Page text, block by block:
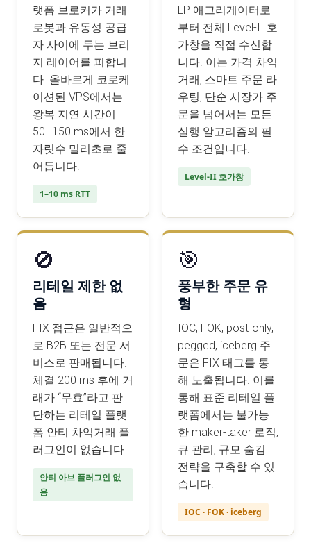
랫폼 브로커가 거래
로봇과 유동성 공급
자 사이에 두는 브리
지 레이어를 피합니
다. 올바르게 코로케
이션된 VPS에서는
왕복 지연 시간이
50–150 ms에서 한
자릿수 밀리초로 줄
어듭니다.
1–10 ms RTT
LP 애그리게이터로
부터 전체 Level-II 호
가창을 직접 수신합
니다. 이는 가격 차익
거래, 스마트 주문 라
우팅, 단순 시장가 주
문을 넘어서는 모든
실행 알고리즘의 필
수 조건입니다.
Level-II 호가창
🚫
리테일 제한 없
음
FIX 접근은 일반적으
로 B2B 또는 전문 서
비스로 판매됩니다.
체결 200 ms 후에 거
래가 “무효”라고 판
단하는 리테일 플랫
폼 안티 차익거래 플
러그인이 없습니다.
안티 아브 플러그인 없
음
🎯
풍부한 주문 유
형
IOC, FOK, post-only,
pegged, iceberg 주
문은 FIX 태그를 통
해 노출됩니다. 이를
통해 표준 리테일 플
랫폼에서는 불가능
한 maker-taker 로직,
큐 관리, 규모 숨김
전략을 구축할 수 있
습니다.
IOC · FOK · iceberg